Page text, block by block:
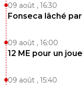
09 août , 16:30
Fonseca lâché
09 août , 16:00
12 ME pour un
09 août , 15:40